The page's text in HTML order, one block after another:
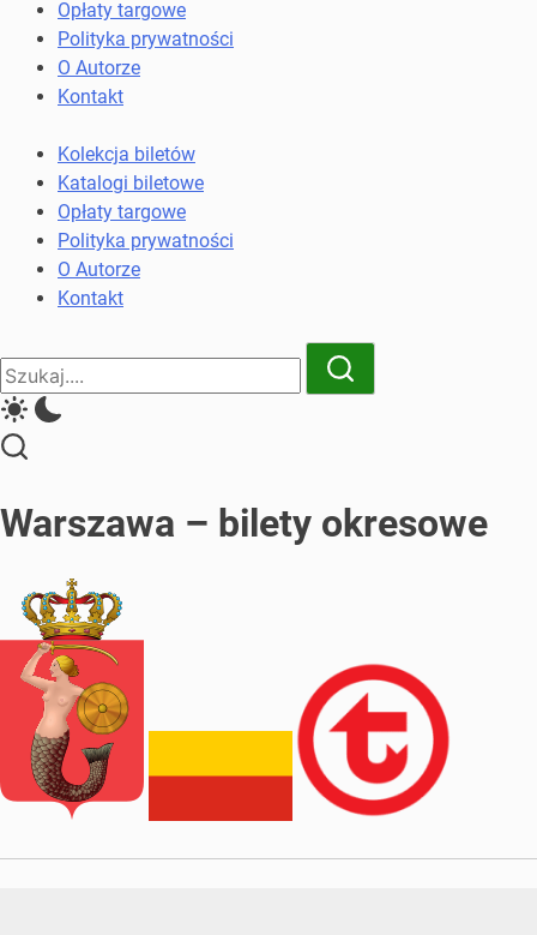
komunikacji
miejskiej
kolejowych
Opłaty targowe
Polityka prywatności
O Autorze
Kontakt
Kolekcja biletów
Katalogi biletowe
Opłaty targowe
Polityka prywatności
O Autorze
Kontakt
Close
Search
Search
Warszawa – bilety okresowe